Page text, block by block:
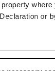
or
which
de l'eau et
à